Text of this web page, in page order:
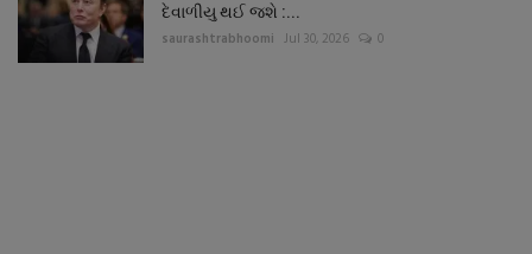
દેવાળીયુ થઈ જશે :...
saurashtrabhoomi Jul 30, 2026 0